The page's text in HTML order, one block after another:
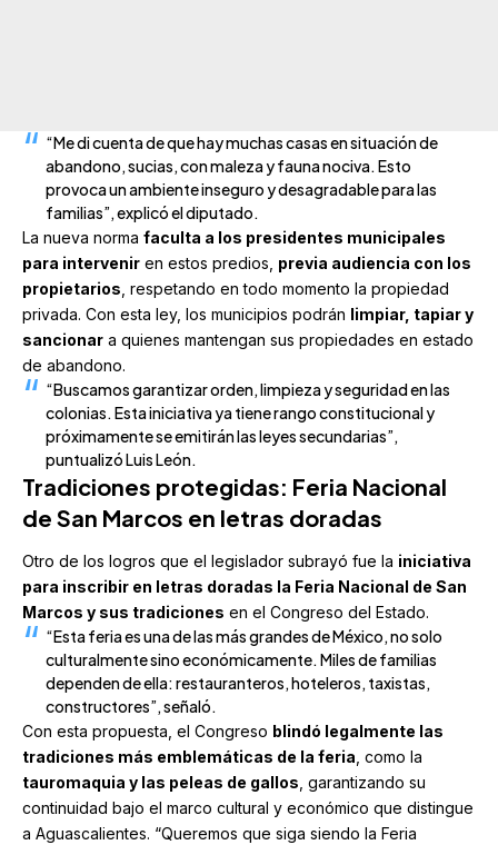
“Me di cuenta de que hay muchas casas en situación de
abandono, sucias, con maleza y fauna nociva. Esto
provoca un ambiente inseguro y desagradable para las
familias”, explicó el diputado.
La nueva norma faculta a los presidentes municipales
para intervenir en estos predios, previa audiencia con los
propietarios, respetando en todo momento la propiedad
privada. Con esta ley, los municipios podrán limpiar, tapiar y
sancionar a quienes mantengan sus propiedades en estado
de abandono.
“Buscamos garantizar orden, limpieza y seguridad en las
colonias. Esta iniciativa ya tiene rango constitucional y
próximamente se emitirán las leyes secundarias”,
puntualizó Luis León.
Tradiciones protegidas: Feria Nacional
de San Marcos en letras doradas
Otro de los logros que el legislador subrayó fue la iniciativa
para inscribir en letras doradas la Feria Nacional de San
Marcos y sus tradiciones en el Congreso del Estado.
“Esta feria es una de las más grandes de México, no solo
culturalmente sino económicamente. Miles de familias
dependen de ella: restauranteros, hoteleros, taxistas,
constructores”, señaló.
Con esta propuesta, el Congreso blindó legalmente las
tradiciones más emblemáticas de la feria , como la
tauromaquia y las peleas de gallos , garantizando su
continuidad bajo el marco cultural y económico que distingue
a Aguascalientes. “Queremos que siga siendo la Feria